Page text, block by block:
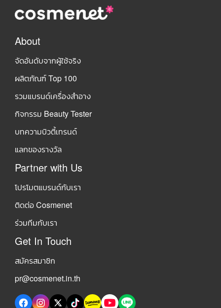
About
จัดอันดับจากผู้ใช้จริง
ผลิตภัณฑ์ Top 100
รวมแบรนด์เครื่องสำอาง
กิจกรรม Beauty Tester
บทความบิวตี้เทรนด์
แลกของรางวัล
Partner with Us
โปรโมตแบรนด์กับเรา
ติดต่อ Cosmenet
ร่วมทีมกับเรา
Get In Touch
สมัครสมาชิก
pr@cosmenet.in.th